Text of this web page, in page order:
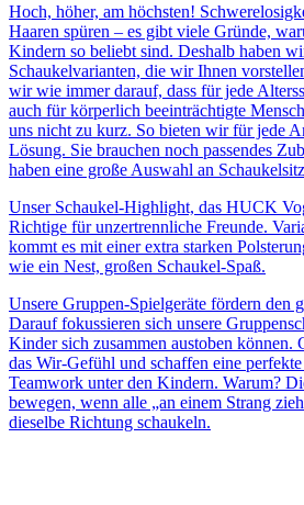
Hoch, höher, am höchsten!
Haaren spüren – es gibt viele Gründe,
Kindern so beliebt sind. Deshalb haben
Schaukelvarianten, die wir Ihnen
wir wie immer darauf, dass für jede
auch für körperlich beeinträchtigte
uns nicht zu kurz. So bieten wir für jede
Lösung. Sie brauchen noch passendes
haben eine große Auswahl an
Unser Schaukel-Highlight, das HUCK
Richtige für unzertrennliche Freunde.
kommt es mit einer extra starken
wie ein Nest, großen Schaukel-Spaß.
Unsere Gruppen-Spielgeräte fördern den
Darauf fokussieren sich unsere
Kinder sich zusammen austoben können.
das Wir-Gefühl und schaffen eine
Teamwork unter den Kindern. Warum?
bewegen, wenn alle „an einem Strang
dieselbe Richtung schaukeln.